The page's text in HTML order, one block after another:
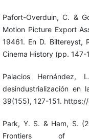
Pafort-Overduin, C. &
Motion Picture Export
19461. En D. Biltereyst,
Cinema History (pp. 147-
Palacios
desindustrialización en
39(155), 127-151.
Park, Y. S. & Ham, S.
Frontiers of